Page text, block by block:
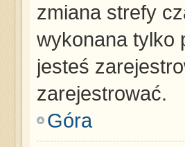
zmiana strefy
wykonana tylko
jesteś
zarejestrować.
Góra